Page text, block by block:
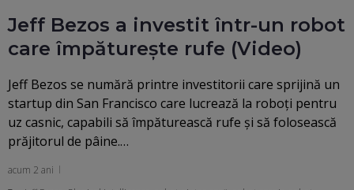
Jeff Bezos a investit într-un robot
care împăturește rufe (Video)
Jeff Bezos se numără printre investitorii care sprijină un
startup din San Francisco care lucrează la roboți pentru
uz casnic, capabili să împăturească rufe și să folosească
prăjitorul de pâine.…
acum 2 ani